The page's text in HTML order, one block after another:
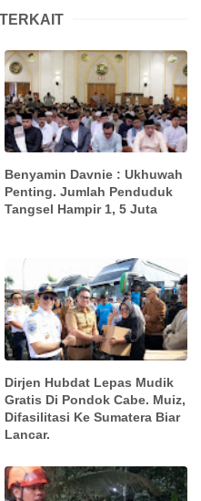
Benyamin Davnie : Ukhuwah
Penting. Jumlah Penduduk
Tangsel Hampir 1, 5 Juta
Dirjen Hubdat Lepas Mudik
Gratis Di Pondok Cabe. Muiz,
Difasilitasi Ke Sumatera Biar
Lancar.